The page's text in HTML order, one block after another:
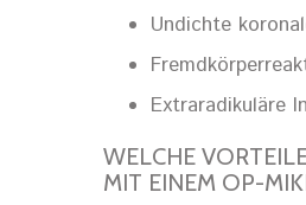
Undichte
Extraradikuläre
WELCHE
MIT EINEM OP-